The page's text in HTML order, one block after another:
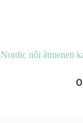
Nordic női átmeneti